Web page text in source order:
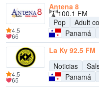
Antena 8
100.1 FM
Pop
Adult
Panamá
4.5
66
La Ky 92.5 FM
Noticias
Panamá
4.5
65